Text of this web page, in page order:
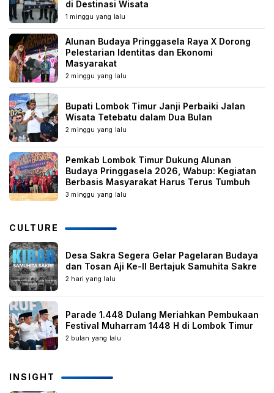
di Destinasi Wisata
1 minggu yang lalu
Alunan Budaya Pringgasela Raya X Dorong
Pelestarian Identitas dan Ekonomi
Masyarakat
2 minggu yang lalu
Bupati Lombok Timur Janji Perbaiki Jalan
Wisata Tetebatu dalam Dua Bulan
2 minggu yang lalu
Pemkab Lombok Timur Dukung Alunan
Budaya Pringgasela 2026, Wabup: Kegiatan
Berbasis Masyarakat Harus Terus Tumbuh
3 minggu yang lalu
CULTURE
Desa Sakra Segera Gelar Pagelaran Budaya
dan Tosan Aji Ke-II Bertajuk Samuhita Sakre
2 hari yang lalu
Parade 1.448 Dulang Meriahkan Pembukaan
Festival Muharram 1448 H di Lombok Timur
2 bulan yang lalu
INSIGHT